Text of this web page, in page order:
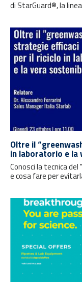
di StarGuard®, la
Oltre il
in laboratorio e la
Conosci la tecnica
e cosa fare per